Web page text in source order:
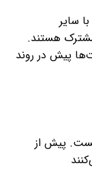
سایر
مشترک هستند.
پیش در روند
پیش از